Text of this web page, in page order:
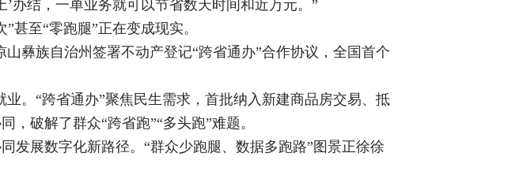
办结，一单业务就可以节省数天时间和近万元。”
甚至“零跑腿”正在变成现实。
彝族自治州签署不动产登记“跨省通办”合作协议，全国首个
。“跨省通办”聚焦民生需求，首批纳入新建商品房交易、抵
破解了群众“跨省跑”“多头跑”难题。
发展数字化新路径。“群众少跑腿、数据多跑路”图景正徐徐